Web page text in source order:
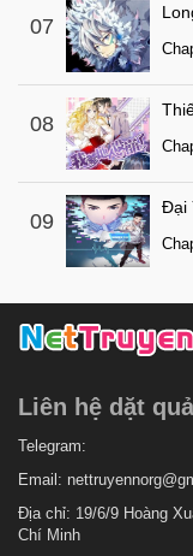
Chapter 92
Chapter 91
Chapter 90
Chapter 89
Chapter 88
Chapter 87
Chapter 86
Chapter 84
Chapter 82
Chapter 81
Chapter 80
Chapter 79
07
08
09
Đại
Liên hệ dặt
Telegram:
Email:
Địa chỉ: 19/6/9 Hoàng
Chí Minh